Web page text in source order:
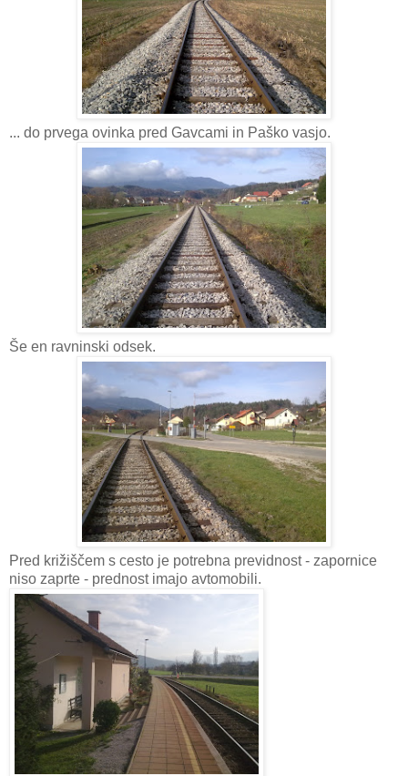
... do prvega ovinka pred Gavcami in Paško vasjo.
Še en ravninski odsek.
Pred križiščem s cesto je potrebna previdnost - zapornice
niso zaprte - prednost imajo avtomobili.